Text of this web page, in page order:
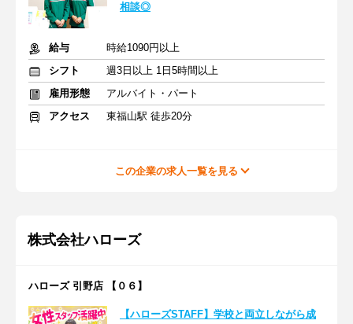
相談◎
給与
時給1090円以上
シフト
週3日以上 1日5時間以上
雇用形態
アルバイト・パート
アクセス
東福山駅 徒歩20分
この企業の求人一覧を見る
株式会社ハローズ
ハローズ 引野店 【０６】
【ハローズSTAFF】学校と両立しながら成